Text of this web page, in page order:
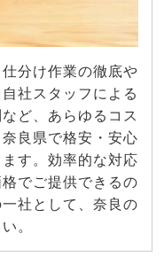
分け作業の徹底や
社スタッフによる
ど、あらゆるコス
良県で格安・安心
す。効率的な対応
でご提供できるの
社として、奈良の
。